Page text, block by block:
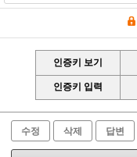
인증키 보기
인증키 입력
수정 삭제 답변